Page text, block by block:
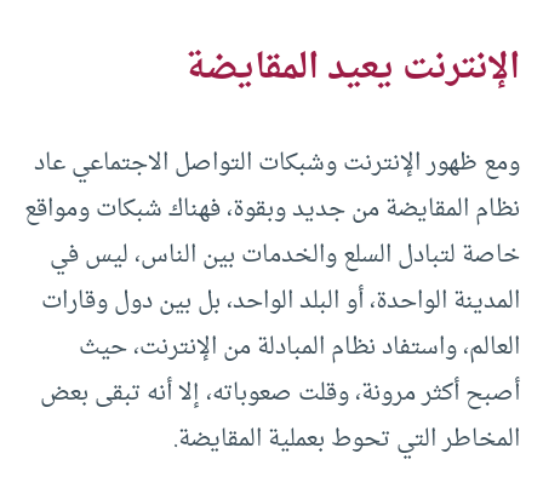
الإنترنت يعيد المقايضة
ومع ظهور الإنترنت وشبكات التواصل الاجتماعي عاد
نظام المقايضة من جديد وبقوة، فهناك شبكات ومواقع
خاصة لتبادل السلع والخدمات بين الناس، ليس في
المدينة الواحدة، أو البلد الواحد، بل بين دول وقارات
العالم، واستفاد نظام المبادلة من الإنترنت، حيث
أصبح أكثر مرونة، وقلت صعوباته، إلا أنه تبقى بعض
المخاطر التي تحوط بعملية المقايضة.